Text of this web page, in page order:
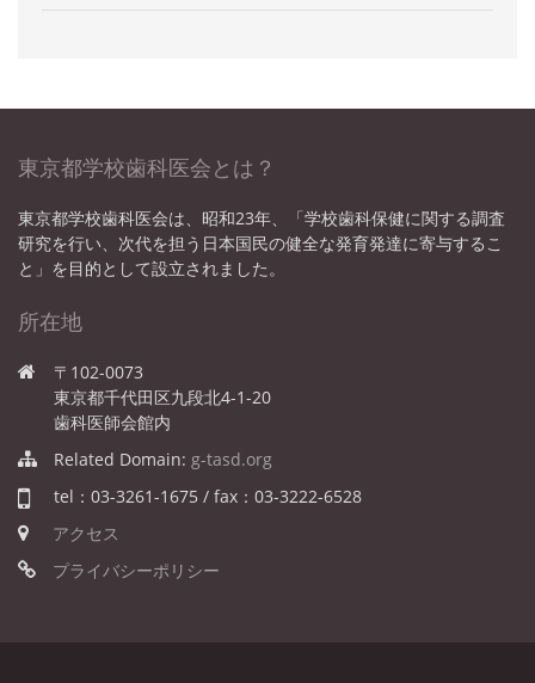
東京都学校歯科医会とは？
東京都学校歯科医会は、昭和23年、「学校歯科保健に関する調査
研究を行い、次代を担う日本国民の健全な発育発達に寄与するこ
と」を目的として設立されました。
所在地
〒102-0073
東京都千代田区九段北4-1-20
歯科医師会館内
Related Domain: g-tasd.org
tel：03-3261-1675 / fax：03-3222-6528
アクセス
プライバシーポリシー